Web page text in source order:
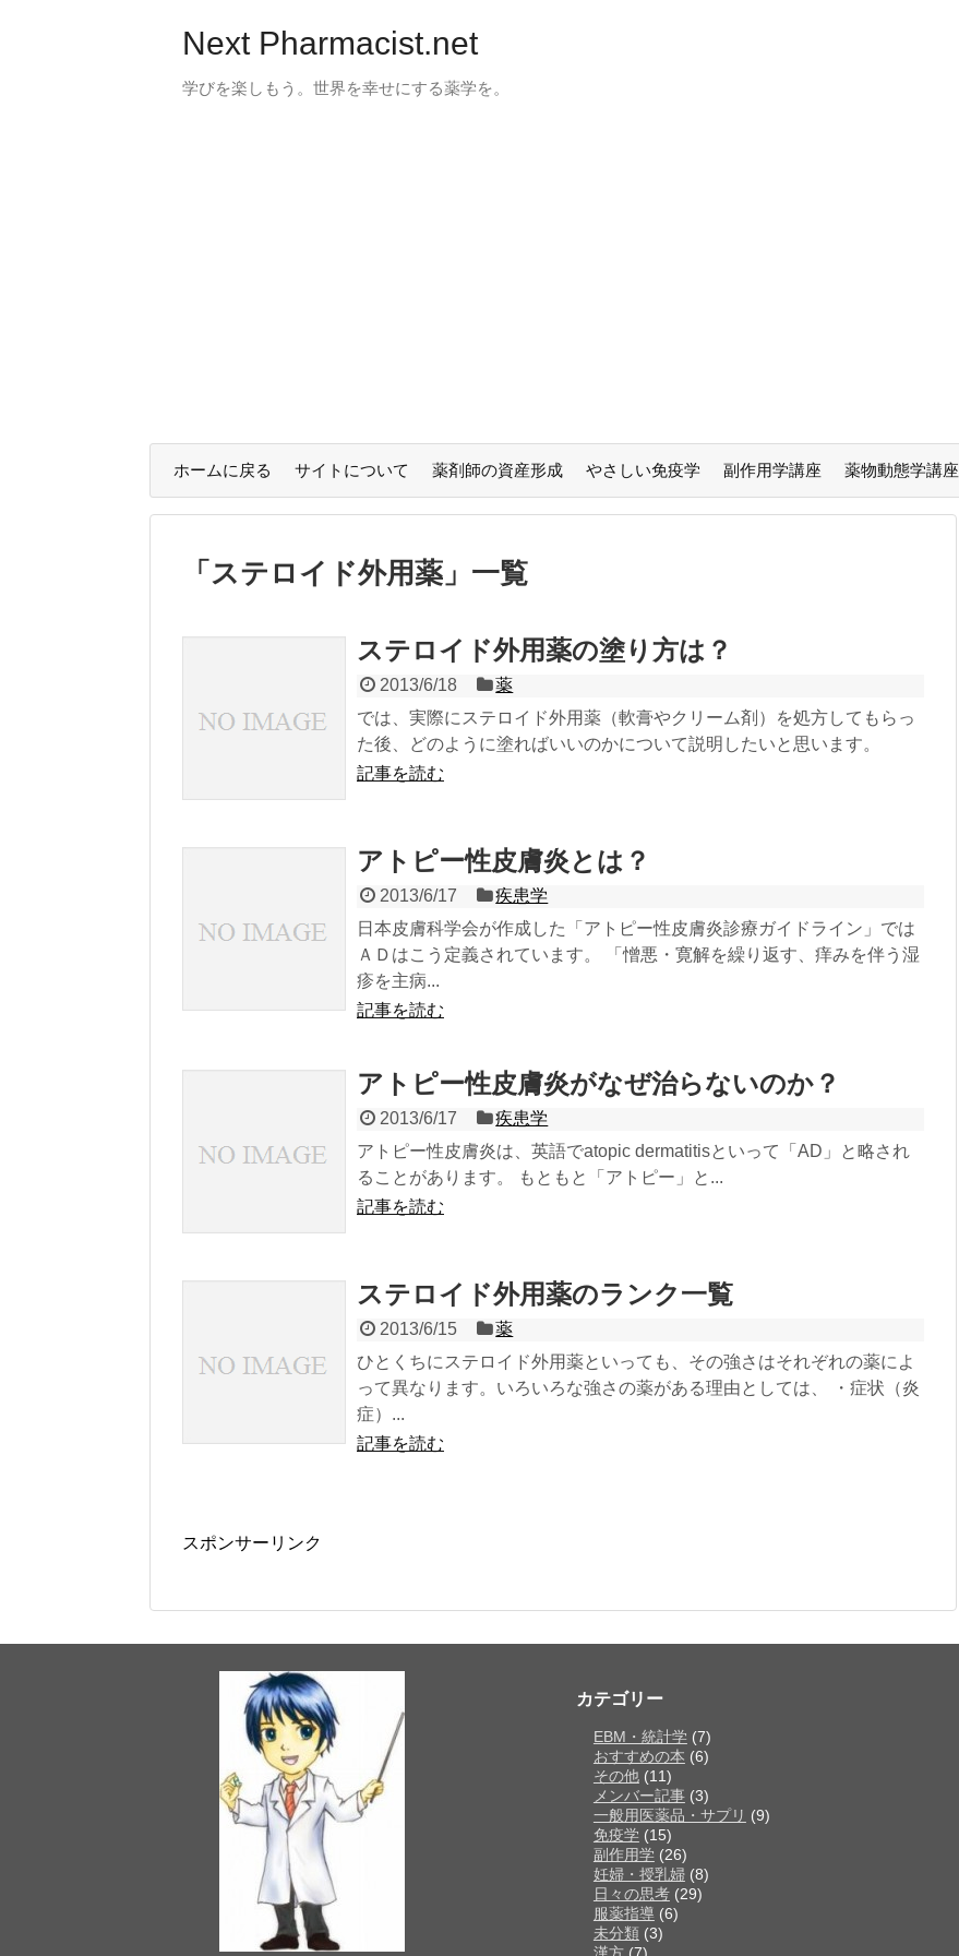
Next Pharmacist.net
学びを楽しもう。世界を幸せにする薬学を。
ホームに戻る サイトについて 薬剤師の資産形成 やさしい免疫学 副作用学講座 薬物動態学講座
「 ステロイド外用薬 」 一覧
ステロイド外用薬の塗り方は？
2013/6/18
薬
では、実際にステロイド外用薬（軟膏やクリーム剤）を処方してもらっ
た後、どのように塗ればいいのかについて説明したいと思います。
記事を読む
アトピー性皮膚炎とは？
2013/6/17
疾患学
日本皮膚科学会が作成した「アトピー性皮膚炎診療ガイドライン」では
ＡＤはこう定義されています。 「憎悪・寛解を繰り返す、痒みを伴う湿
疹を主病...
記事を読む
アトピー性皮膚炎がなぜ治らないのか？
2013/6/17
疾患学
アトピー性皮膚炎は、英語でatopic dermatitisといって「AD」と略され
ることがあります。 もともと「アトピー」と...
記事を読む
ステロイド外用薬のランク一覧
2013/6/15
薬
ひとくちにステロイド外用薬といっても、その強さはそれぞれの薬によ
って異なります。いろいろな強さの薬がある理由としては、 ・症状（炎
症）...
記事を読む
スポンサーリンク
カテゴリー
EBM・統計学(7)
おすすめの本 (6)
その他(11)
メンバー記事(3)
一般用医薬品・サプリ (9)
免疫学(15)
副作用学(26)
妊婦・授乳婦(8)
日々の思考(29)
服薬指導(6)
未分類(3)